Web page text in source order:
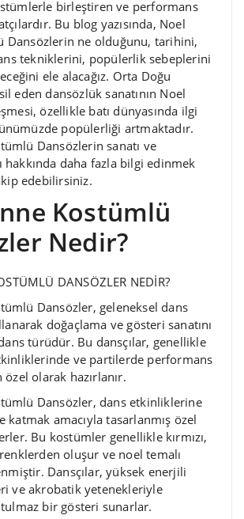
birleştiren ve performans
Bu blog yazısında, Noel
Dansözlerin ne olduğunu, tarihini,
tekniklerini, popülerlik sebeplerini
ele alacağız. Orta Doğu
eden dansözlük sanatının Noel
özellikle batı dünyasında ilgi
popülerliği artmaktadır.
Dansözlerin sanatı ve
hakkında daha fazla bilgi edinmek
edebilirsiniz.
Kostümlü
Nedir?
DANSÖZLER NEDİR?
Dansözler, geleneksel dans
doğaçlama ve gösteri sanatını
türüdür. Bu dansçılar, genellikle
ve partilerde performans
olarak hazırlanır.
Dansözler, dans etkinliklerine
katmak amacıyla tasarlanmış özel
Bu kostümler genellikle kırmızı,
oluşur ve noel temalı
Dansçılar, yüksek enerjili
ve akrobatik yetenekleriyle
bir gösteri sunarlar.